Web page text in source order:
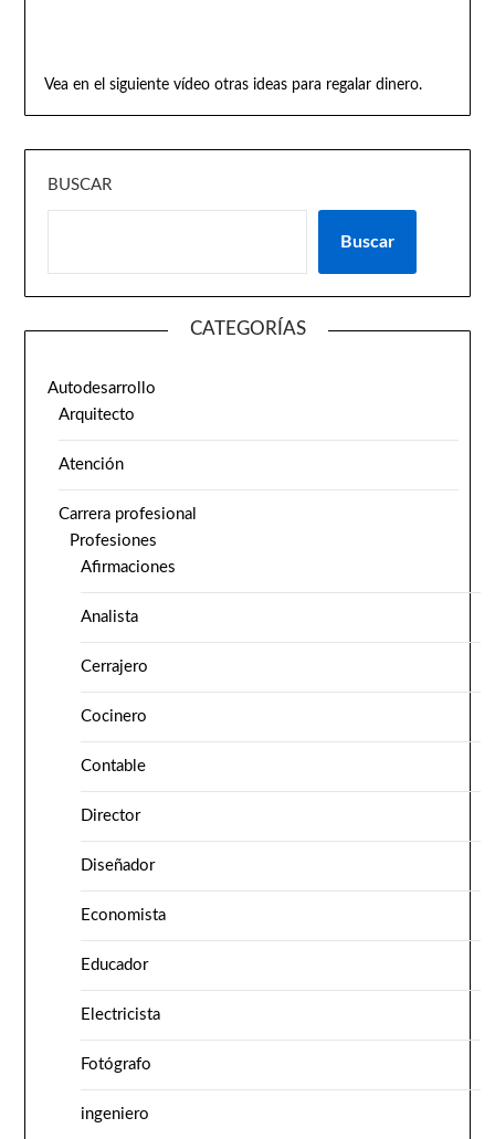
Vea en el siguiente vídeo otras ideas para regalar dinero.
BUSCAR
Buscar
CATEGORÍAS
Autodesarrollo
Arquitecto
Atención
Carrera profesional
Profesiones
Afirmaciones
Analista
Cerrajero
Cocinero
Contable
Director
Diseñador
Economista
Educador
Electricista
Fotógrafo
ingeniero